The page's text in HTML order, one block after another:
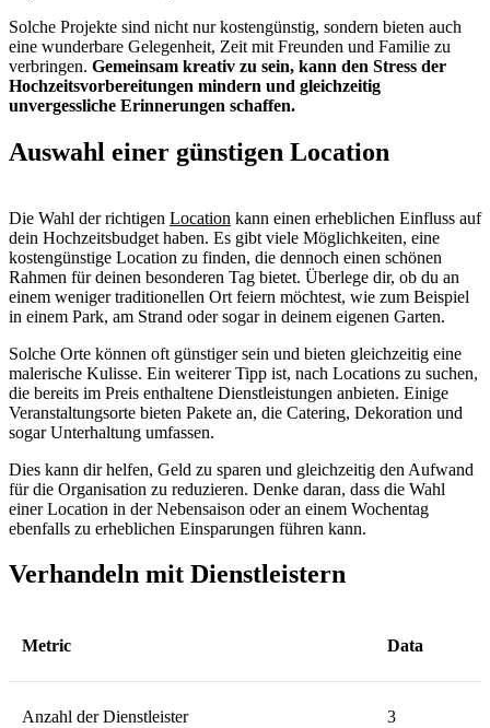
Solche Projekte sind nicht nur kostengünstig, sondern bieten auch
eine wunderbare Gelegenheit, Zeit mit Freunden und Familie zu
verbringen. Gemeinsam kreativ zu sein, kann den Stress der
Hochzeitsvorbereitungen mindern und gleichzeitig
unvergessliche Erinnerungen schaffen.
Auswahl einer günstigen Location
Die Wahl der richtigen Location kann einen erheblichen Einfluss auf
dein Hochzeitsbudget haben. Es gibt viele Möglichkeiten, eine
kostengünstige Location zu finden, die dennoch einen schönen
Rahmen für deinen besonderen Tag bietet. Überlege dir, ob du an
einem weniger traditionellen Ort feiern möchtest, wie zum Beispiel
in einem Park, am Strand oder sogar in deinem eigenen Garten.
Solche Orte können oft günstiger sein und bieten gleichzeitig eine
malerische Kulisse. Ein weiterer Tipp ist, nach Locations zu suchen,
die bereits im Preis enthaltene Dienstleistungen anbieten. Einige
Veranstaltungsorte bieten Pakete an, die Catering, Dekoration und
sogar Unterhaltung umfassen.
Dies kann dir helfen, Geld zu sparen und gleichzeitig den Aufwand
für die Organisation zu reduzieren. Denke daran, dass die Wahl
einer Location in der Nebensaison oder an einem Wochentag
ebenfalls zu erheblichen Einsparungen führen kann.
Verhandeln mit Dienstleistern
Metric Data
Anzahl der Dienstleister 3